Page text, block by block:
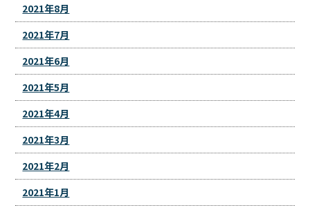
2021年8月
2021年7月
2021年6月
2021年5月
2021年4月
2021年3月
2021年2月
2021年1月